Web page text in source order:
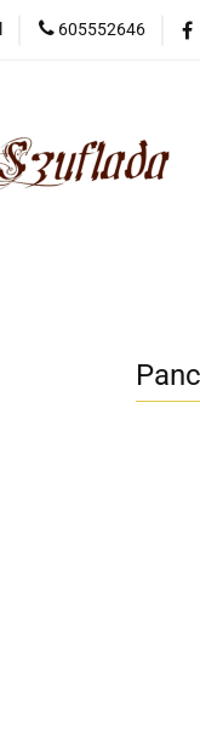
605552646
NOWOŚCI